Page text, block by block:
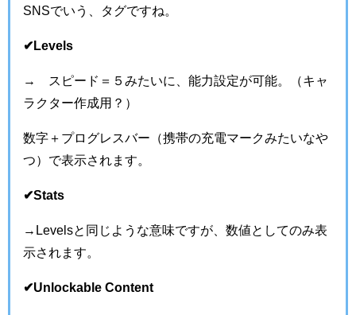
SNSでいう、タグですね。
✔︎Levels
→ スピード＝５みたいに、能力設定が可能。（キャ
ラクター作成用？）
数字＋プログレスバー（携帯の充電マークみたいなや
つ）で表示されます。
✔︎Stats
→Levelsと同じような意味ですが、数値としてのみ表
示されます。
✔︎Unlockable Content